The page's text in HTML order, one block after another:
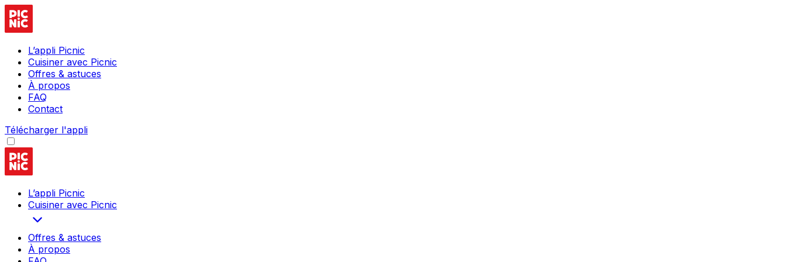
L’appli Picnic
Cuisiner avec Picnic
Offres & astuces
À propos
FAQ
Contact
Télécharger l'appli
L’appli Picnic
Cuisiner avec Picnic
Offres & astuces
À propos